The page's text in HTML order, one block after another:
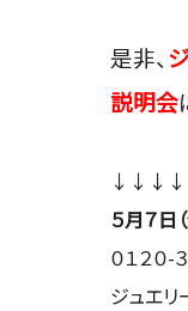
是非、
説明会
５月７日
０１２０-
ジュエリ